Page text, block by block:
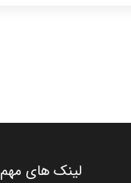
لینک های مهم